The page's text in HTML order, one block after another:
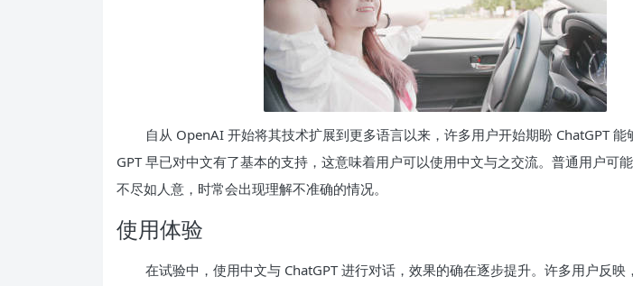
自从 OpenAI 开始将其技术扩展到更多语言以来，许多用户开始期盼 ChatGPT 能
GPT 早已对中文有了基本的支持，这意味着用户可以使用中文与之交流。普通用户可
不尽如人意，时常会出现理解不准确的情况。
使用体验
在试验中，使用中文与 ChatGPT 进行对话，效果的确在逐步提升。许多用户反映